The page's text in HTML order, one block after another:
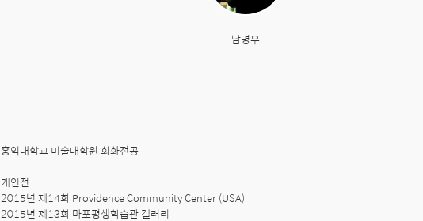
남명우
홍익대학교 미술대학원 회화전공
개인전
2015년 제14회 Providence Community Center (USA)
2015년 제13회 마포평생학습관 갤러리